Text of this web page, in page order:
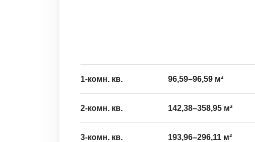
1-комн. кв. 96,59–96,59 м²
2-комн. кв. 142,38–358,95 м²
3-комн. кв. 193,96–296,11 м²